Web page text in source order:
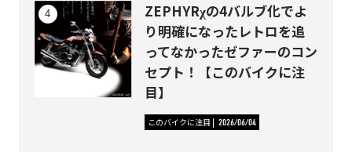
ZEPHYRχの4バルブ化でよ
り明確になったレトロを追
ってなかったゼファーのコン
セプト！【このバイクに注
目】
このバイクに注目 2026/06/04